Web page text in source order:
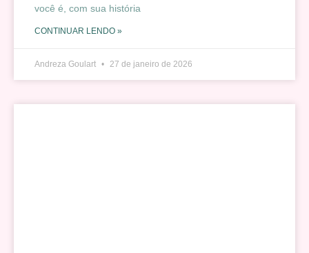
você é, com sua história
CONTINUAR LENDO »
Andreza Goulart 27 de janeiro de 2026